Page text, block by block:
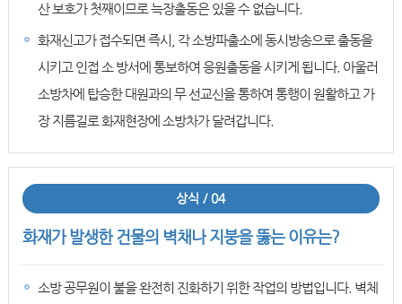
산 보호가 첫째이므로 늑장출동은 있을 수 없습니다.
화재신고가 접수되면 즉시, 각 소방파출소에 동시방송으로 출동을
시키고 인접 소 방서에 통보하여 응원출동을 시키게 됩니다. 아울러
소방차에 탑승한 대원과의 무 선교신을 통하여 통행이 원활하고 가
장 지름길로 화재현장에 소방차가 달려갑니다.
상식 / 04
화재가 발생한 건물의 벽채나 지붕을 뚫는 이유는?
소방 공무원이 불을 완전히 진화하기 위한 작업의 방법입니다. 벽체